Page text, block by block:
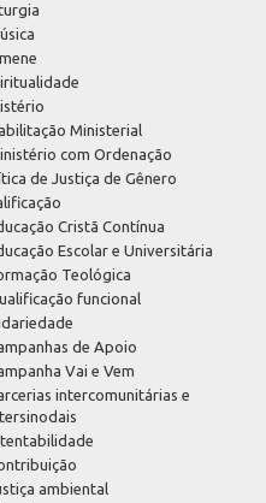
Ministerial
com Ordenação
de Justiça de Gênero
Cristã Contínua
Escolar e Universitária
Teológica
funcional
de Apoio
Vai e Vem
intercomunitárias e
ambiental